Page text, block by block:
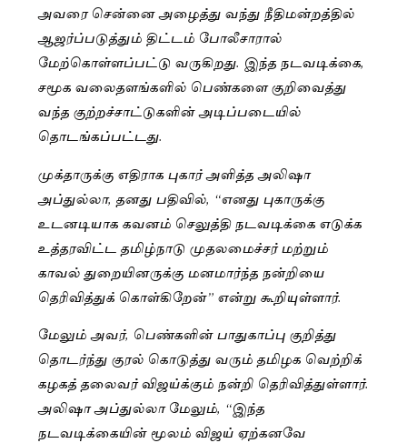
அவரை சென்னை அழைத்து வந்து நீதிமன்றத்தில்
ஆஜர்ப்படுத்தும் திட்டம் போலீசாரால்
மேற்கொள்ளப்பட்டு வருகிறது. இந்த நடவடிக்கை,
சமூக வலைதளங்களில் பெண்களை குறிவைத்து
வந்த குற்றச்சாட்டுகளின் அடிப்படையில்
தொடங்கப்பட்டது.
முக்தாருக்கு எதிராக புகார் அளித்த அலிஷா
அப்துல்லா, தனது பதிவில், “எனது புகாருக்கு
உடனடியாக கவனம் செலுத்தி நடவடிக்கை எடுக்க
உத்தரவிட்ட தமிழ்நாடு முதலமைச்சர் மற்றும்
காவல் துறையினருக்கு மனமார்ந்த நன்றியை
தெரிவித்துக் கொள்கிறேன்” என்று கூறியுள்ளார்.
மேலும் அவர், பெண்களின் பாதுகாப்பு குறித்து
தொடர்ந்து குரல் கொடுத்து வரும் தமிழக வெற்றிக்
கழகத் தலைவர் விஜய்க்கும் நன்றி தெரிவித்துள்ளார்.
அலிஷா அப்துல்லா மேலும், “இந்த
நடவடிக்கையின் மூலம் விஜய் ஏற்கனவே